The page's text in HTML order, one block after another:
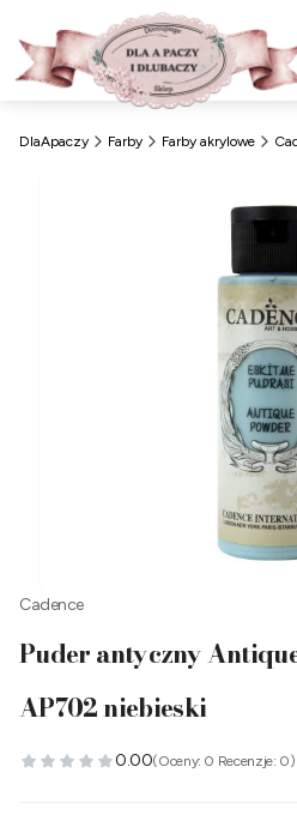
DlaApaczy Farby Farby akrylowe
Cadence
Puder antyczny
AP702 niebieski
0.00(Oceny: 0 Recenzje: 0)